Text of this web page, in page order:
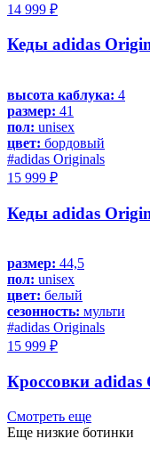
14 999 ₽
Кеды adidas
высота каблука: 4
размер: 41
пол: unisex
цвет: бордовый
#adidas Originals
15 999 ₽
Кеды adidas
размер: 44,5
пол: unisex
цвет: белый
сезонность: мульти
#adidas Originals
15 999 ₽
Кроссовки adidas
Смотреть еще
Еще низкие ботинки